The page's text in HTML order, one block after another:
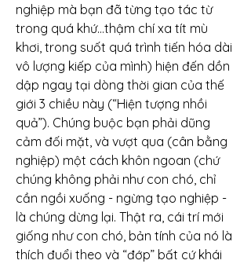
nghiệp mà bạn đã từng tạo tác từ
trong quá khứ…thậm chí xa tít mù
khơi, trong suốt quá trình tiến hóa dài
vô lượng kiếp của mình) hiện đến dồn
dập ngay tại dòng thời gian của thế
giới 3 chiều này (“Hiện tượng nhồi
quả”). Chúng buộc bạn phải dũng
cảm đối mặt, và vượt qua (cân bằng
nghiệp) một cách khôn ngoan (chứ
chúng không phải như con chó, chỉ
cần ngồi xuống - ngừng tạo nghiệp -
là chúng dừng lại. Thật ra, cái trí mới
giống như con chó, bản tính của nó là
thích đuổi theo và “đớp” bất cứ khái